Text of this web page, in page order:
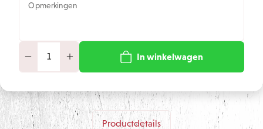
Opmerkingen
In winkelwagen
Productdetails